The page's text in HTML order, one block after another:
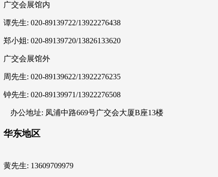
广交会展馆内
谭先生: 020-89139722/13922276438
郑小姐: 020-89139720/13826133620
广交会展馆外
周先生: 020-89139622/13922276235
钟先生: 020-89139971/13922276508
办公地址: 凤浦中路669号广交会大厦B座13楼
华东地区
黄先生: 13609709979